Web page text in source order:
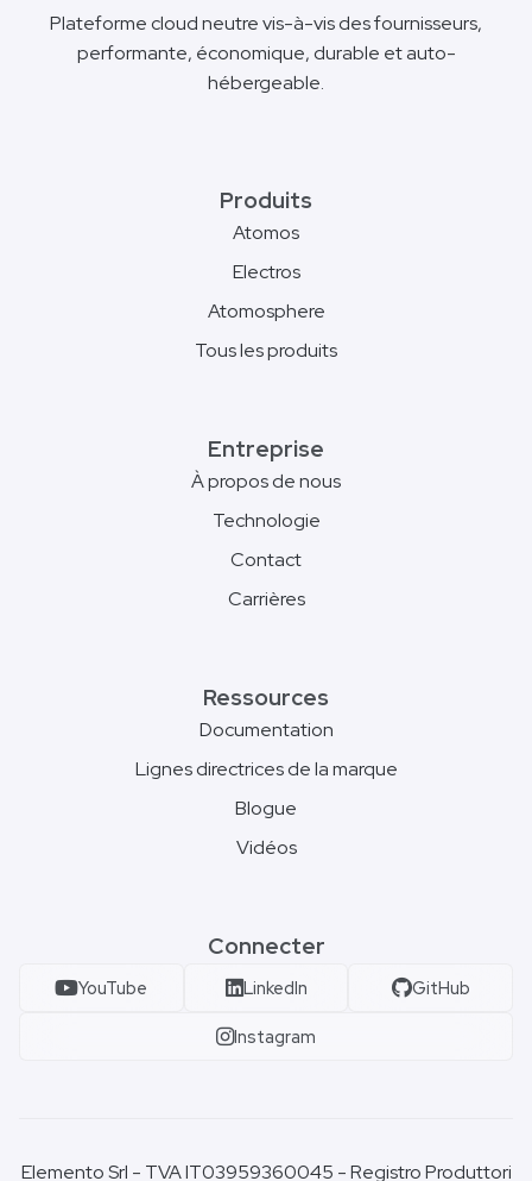
Plateforme cloud neutre vis-à-vis des fournisseurs,
performante, économique, durable et auto-
hébergeable.
Produits
Atomos
Electros
Atomosphere
Tous les produits
Entreprise
À propos de nous
Technologie
Contact
Carrières
Ressources
Documentation
Lignes directrices de la marque
Blogue
Vidéos
Connecter
YouTube LinkedIn GitHub
Instagram
Elemento Srl - TVA IT03959360045 - Registro Produttori